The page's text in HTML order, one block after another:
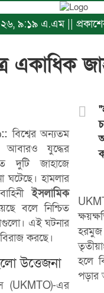
৯:১৯ এ.এম ||
একাধিক
বিশ্বের অন্যতম
আবারও যুদ্ধের
দুটি জাহাজে
ঘটেছে। হামলার
ইসলামিক
বলে নিশ্চিত
এই ঘটনার
করছে।
উত্তেজনা
(UKMTO)-এর
হলে
পড়ার